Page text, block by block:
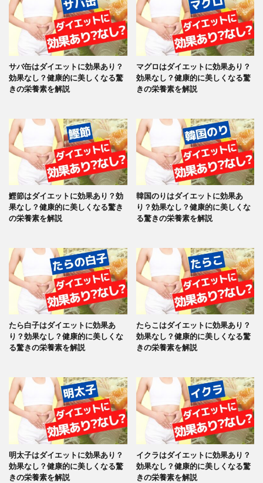
サバ缶はダイエットに効果あり？
効果なし？健康的に美しくなる驚
きの栄養素を解説
マグロはダイエットに効果あり？
効果なし？健康的に美しくなる驚
きの栄養素を解説
鰹節はダイエットに効果あり？効
果なし？健康的に美しくなる驚き
の栄養素を解説
韓国のりはダイエットに効果あ
り？効果なし？健康的に美しくな
る驚きの栄養素を解説
たら白子はダイエットに効果あ
り？効果なし？健康的に美しくな
る驚きの栄養素を解説
たらこはダイエットに効果あり？
効果なし？健康的に美しくなる驚
きの栄養素を解説
明太子はダイエットに効果あり？
効果なし？健康的に美しくなる驚
きの栄養素を解説
イクラはダイエットに効果あり？
効果なし？健康的に美しくなる驚
きの栄養素を解説